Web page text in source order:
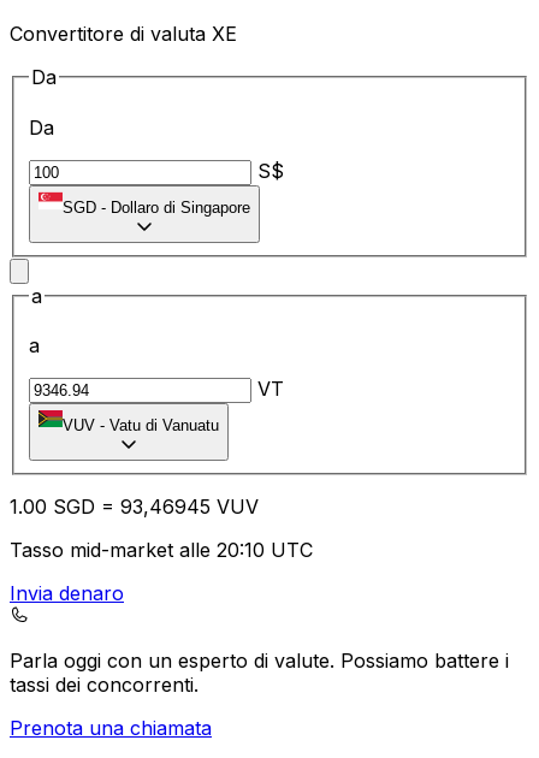
Convertitore di valuta XE
Da
Da
S$
SGD - Dollaro di Singapore
a
a
VT
VUV - Vatu di Vanuatu
1.00 SGD = 93,46945 VUV
Tasso mid-market alle 20:10 UTC
Invia denaro
Parla oggi con un esperto di valute. Possiamo battere i
tassi dei concorrenti.
Prenota una chiamata